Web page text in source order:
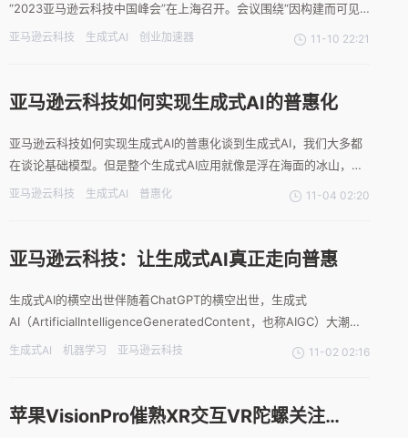
“2023亚马逊云科技中国峰会”在上海召开。会议围绕“因构建而可见”
主题，亚马逊云科技正式发布了“亚马逊云科技创业加速器”“亚马逊云
亚马逊云科技 生成式AI 创业加速器 11-10 22:21
亚马逊云科技如何实现生成式AI的普惠化
亚马逊云科技如何实现生成式AI的普惠化谈到生成式AI，我们大多都
在谈论基础模型。但是整个生成式AI应用就像是浮在海面的冰山，露
在外面的只是冰山的一角，还有加速芯片，数据库，数据分析，数据
亚马逊云科技 生成式AI 普惠化 11-04 02:20
亚马逊云科技：让生成式AI真正走向普惠
生成式AI的横空出世伴随着ChatGPT的横空出世，生成式
AI（ArtificialIntelligenceGeneratedContent，也称AIGC）大潮也
以锐不可当之势席卷全球。从各行各业的商业领袖，到千千万万的程
生成式AI 机器学习 亚马逊云科技 11-02 02:16
苹果VisionPro催熟XR交互VR陀螺关注